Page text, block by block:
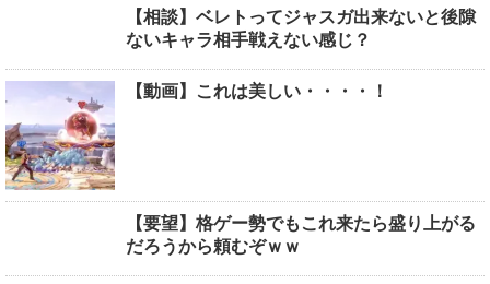
【相談】ベレトってジャスガ出来ないと後隙
ないキャラ相手戦えない感じ？
【動画】これは美しい・・・・！
【要望】格ゲー勢でもこれ来たら盛り上がる
だろうから頼むぞｗｗ